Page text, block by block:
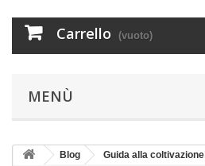
Carrello (vuoto)
MENÙ
Blog Guida alla